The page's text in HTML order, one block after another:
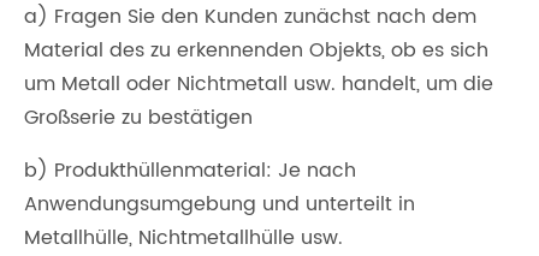
a) Fragen Sie den Kunden zunächst nach dem
Material des zu erkennenden Objekts, ob es sich
um Metall oder Nichtmetall usw. handelt, um die
Großserie zu bestätigen
b) Produkthüllenmaterial: Je nach
Anwendungsumgebung und unterteilt in
Metallhülle, Nichtmetallhülle usw.